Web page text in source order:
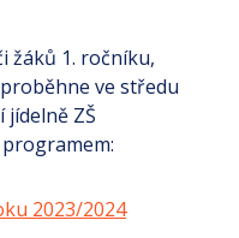
žáků 1. ročníku,
ve středu
jídelně ZŠ
2023/2024